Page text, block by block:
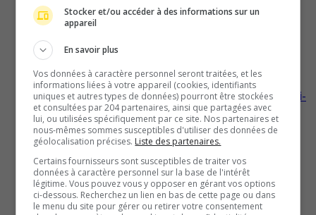
Faido
Leosi-Relax-and-Boulder-Friendly-Chalet-Chiesa-di-
Sant'Ambrogio-(Chironico)
Airolo
Pesciüm
Stocker et/ou accéder à des informations sur un
appareil
En savoir plus
Vos données à caractère personnel seront traitées, et les
informations liées à votre appareil (cookies, identifiants
uniques et autres types de données) pourront être stockées
et consultées par 204 partenaires, ainsi que partagées avec
lui, ou utilisées spécifiquement par ce site. Nos partenaires et
nous-mêmes sommes susceptibles d'utiliser des données de
géolocalisation précises. Liste des partenaires.
Certains fournisseurs sont susceptibles de traiter vos
données à caractère personnel sur la base de l'intérêt
légitime. Vous pouvez vous y opposer en gérant vos options
ci-dessous. Recherchez un lien en bas de cette page ou dans
le menu du site pour gérer ou retirer votre consentement